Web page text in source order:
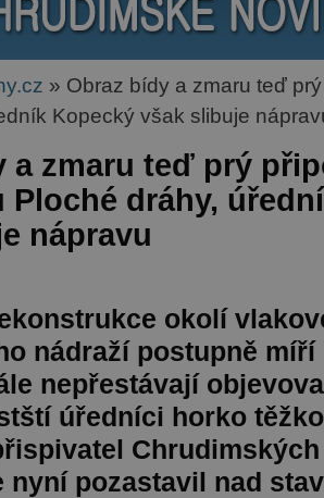
» Obraz bídy a zmaru teď
Kopecký však slibuje
a zmaru teď prý
Ploché dráhy,
nápravu
okolí
nádraží postupně
nepřestávají
úředníci horko
nyní pozastavil nad